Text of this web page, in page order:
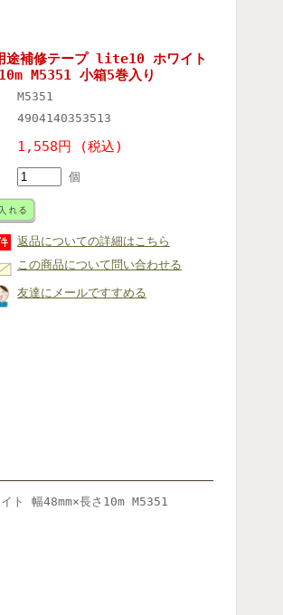
途補修テープ lite10 ホワイト
M5351 小箱5巻入り
M5351
4904140353513
1,558円 (税込)
個
返品についての詳細はこちら
この商品について問い合わせる
友達にメールですすめる
幅48mm×長さ10m M5351